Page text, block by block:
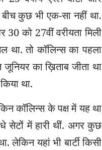
बीच कुछ भी एक-सा नहीं था.
30 को 27वीं वरीयता मिली
था. तो कॉलिन्स का पहला
का ख़िताब जीता था
था.
कॉलिन्स के पक्ष में यह था
सेटों में हारी थीं. अगर कुछ
यहां भी बार्टी किसी